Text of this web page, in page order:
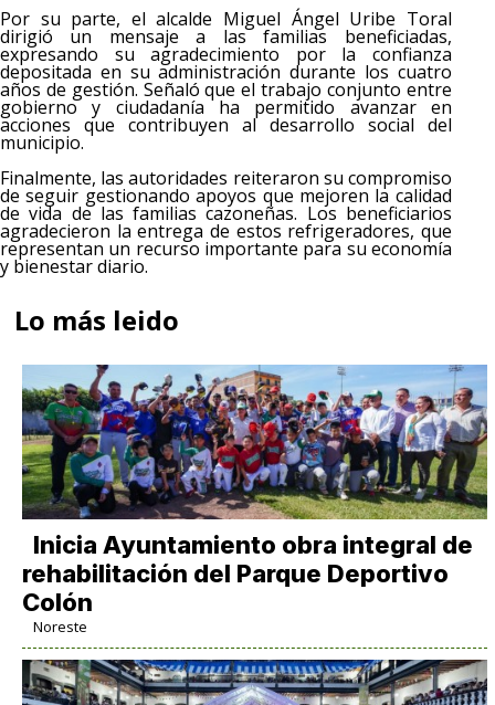
Por su parte, el alcalde Miguel Ángel Uribe Toral
dirigió un mensaje a las familias beneficiadas,
expresando su agradecimiento por la confianza
depositada en su administración durante los cuatro
años de gestión. Señaló que el trabajo conjunto entre
gobierno y ciudadanía ha permitido avanzar en
acciones que contribuyen al desarrollo social del
municipio.
Finalmente, las autoridades reiteraron su compromiso
de seguir gestionando apoyos que mejoren la calidad
de vida de las familias cazoneñas. Los beneficiarios
agradecieron la entrega de estos refrigeradores, que
representan un recurso importante para su economía
y bienestar diario.
Lo más leido
Inicia Ayuntamiento obra integral de
rehabilitación del Parque Deportivo
Colón
Noreste